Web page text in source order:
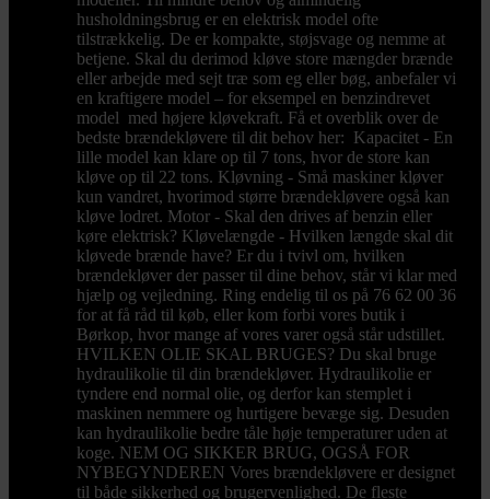
husholdningsbrug er en elektrisk model ofte
tilstrækkelig. De er kompakte, støjsvage og nemme at
betjene. Skal du derimod kløve store mængder brænde
eller arbejde med sejt træ som eg eller bøg, anbefaler vi
en kraftigere model – for eksempel en benzindrevet
model med højere kløvekraft. Få et overblik over de
bedste brændekløvere til dit behov her: Kapacitet - En
lille model kan klare op til 7 tons, hvor de store kan
kløve op til 22 tons. Kløvning - Små maskiner kløver
kun vandret, hvorimod større brændekløvere også kan
kløve lodret. Motor - Skal den drives af benzin eller
køre elektrisk? Kløvelængde - Hvilken længde skal dit
kløvede brænde have? Er du i tvivl om, hvilken
brændekløver der passer til dine behov, står vi klar med
hjælp og vejledning. Ring endelig til os på 76 62 00 36
for at få råd til køb, eller kom forbi vores butik i
Børkop, hvor mange af vores varer også står udstillet.
HVILKEN OLIE SKAL BRUGES? Du skal bruge
hydraulikolie til din brændekløver. Hydraulikolie er
tyndere end normal olie, og derfor kan stemplet i
maskinen nemmere og hurtigere bevæge sig. Desuden
kan hydraulikolie bedre tåle høje temperaturer uden at
koge. NEM OG SIKKER BRUG, OGSÅ FOR
NYBEGYNDEREN Vores brændekløvere er designet
til både sikkerhed og brugervenlighed. De fleste